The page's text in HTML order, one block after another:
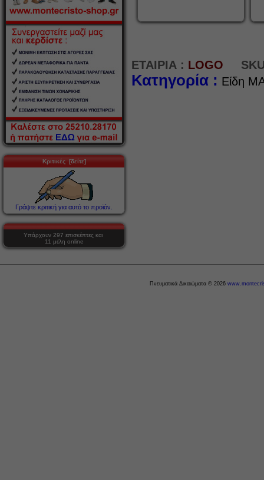
Κριτικές [δείτε]
Γράψτε κριτική για αυτό το προϊόν.
Υπάρχουν 297 επισκέπτες και
11 μέλη online
ΕΤΑΙΡΙΑ : LOGO
Κατηγορία : Είδη
Πνευματικά Δικαιώματα © 2026